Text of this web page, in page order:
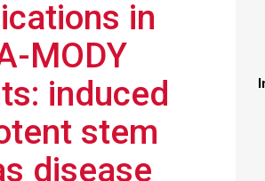
in
MODY
induced
stem
disease